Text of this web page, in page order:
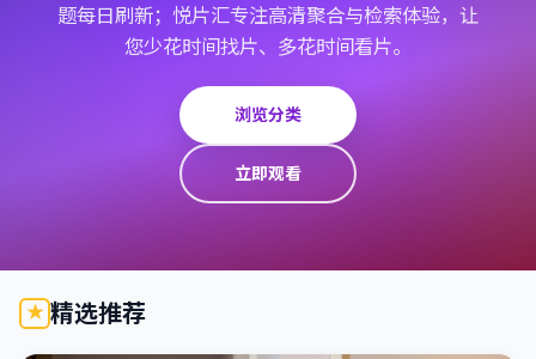
题每日刷新；悦片汇专注高清聚合与检索体验，让
您少花时间找片、多花时间看片。
浏览分类
立即观看
精选推荐